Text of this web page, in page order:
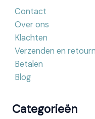
Contact
Over ons
Klachten
Verzenden en
Betalen
Blog
Categorieën